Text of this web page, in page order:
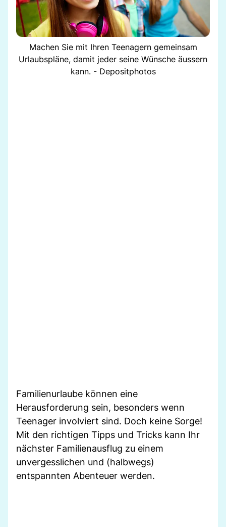
Machen Sie mit Ihren Teenagern gemeinsam
Urlaubspläne, damit jeder seine Wünsche äussern
kann. - Depositphotos
Familienurlaube können eine
Herausforderung sein, besonders wenn
Teenager involviert sind. Doch keine Sorge!
Mit den richtigen Tipps und Tricks kann Ihr
nächster Familienausflug zu einem
unvergesslichen und (halbwegs)
entspannten Abenteuer werden.